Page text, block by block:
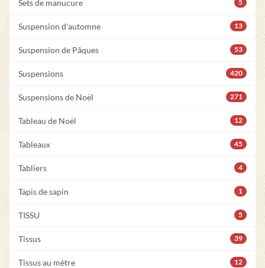
Sets de manucure 5
Suspension d'automne 13
Suspension de Pâques 53
Suspensions 420
Suspensions de Noël 271
Tableau de Noël 12
Tableaux 45
Tabliers 4
Tapis de sapin 1
TISSU 5
Tissus 39
Tissus au mètre 12